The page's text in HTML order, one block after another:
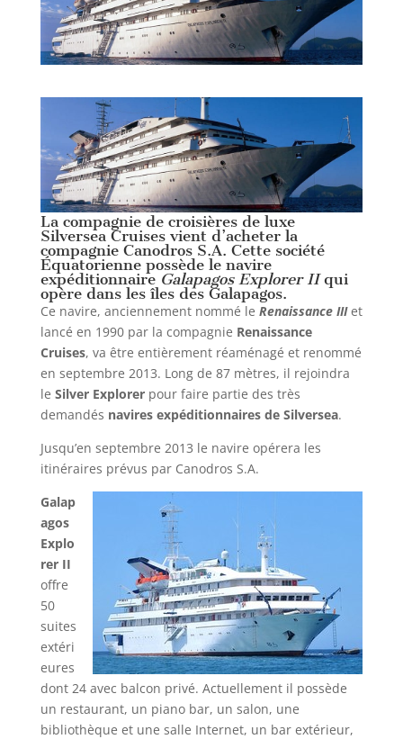
La compagnie de croisières de luxe
Silversea Cruises vient d’acheter la
compagnie Canodros S.A. Cette société
Équatorienne possède le navire
expéditionnaire Galapagos Explorer IIqui
opère dans les îles des Galapagos.
Ce navire, anciennement nommé le Renaissance IIIet
lancé en 1990 par la compagnie Renaissance
Cruises, va être entièrement réaménagé et renommé
en septembre 2013. Long de 87 mètres, il rejoindra
le Silver Explorerpour faire partie des très
demandés navires expéditionnaires de Silversea.
Jusqu’en septembre 2013 le navire opérera les
itinéraires prévus par Canodros S.A.
Galap
agos
Explo
rer II
offre
50
suites
extéri
eures
dont 24 avec balcon privé. Actuellement il possède
un restaurant, un piano bar, un salon, une
bibliothèque et une salle Internet, un bar extérieur,